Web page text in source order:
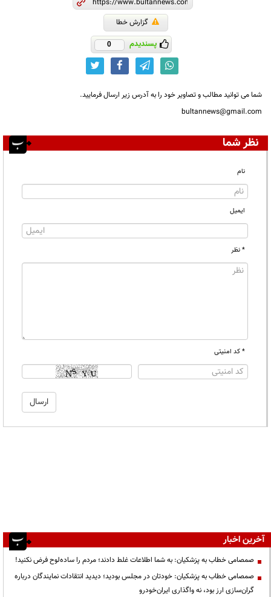
گزارش خطا
پسندیدم 0
شما می توانید مطالب و تصاویر خود را به آدرس زیر ارسال فرمایید.
bultannews@gmail.com
نظر شما
نام
ایمیل
* نظر
* کد امنیتی
آخرین اخبار
صمصامی خطاب به پزشکیان: به شما اطلاعات غلط دادند؛ مردم را ساده‌لوح فرض نکنید!
صمصامی خطاب به پزشکیان: خودتان در مجلس بودید؛ دیدید انتقادات نمایندگان درباره
گران‌سازی ارز بود، نه واگذاری ایران‌خودرو